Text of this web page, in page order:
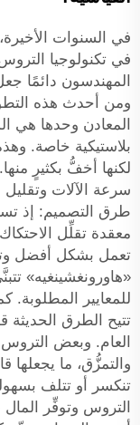
في السنوات
في تكنولوجيا
المهندسون دائمًا
ومن أحدث هذه
المعادن وحدها هي
بلاستيكية خاصة.
لكنها أخفُّ بكثيرٍ
سرعة الآلات وتقليل
طرق التصميم: إذ
معقدة تقلِّل
تعمل بشكل أفضل
«هاورونغشينغيه»
للمعايير المطلوبة.
تتيح الطرق
العام. وبعض
والتمزُّق، ما
تنكسر أو تتلف
التروس وتوفِّر